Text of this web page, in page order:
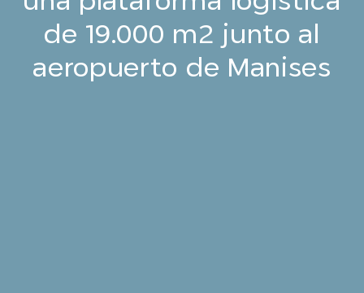
de 19.000 m2 junto al
aeropuerto de Manises